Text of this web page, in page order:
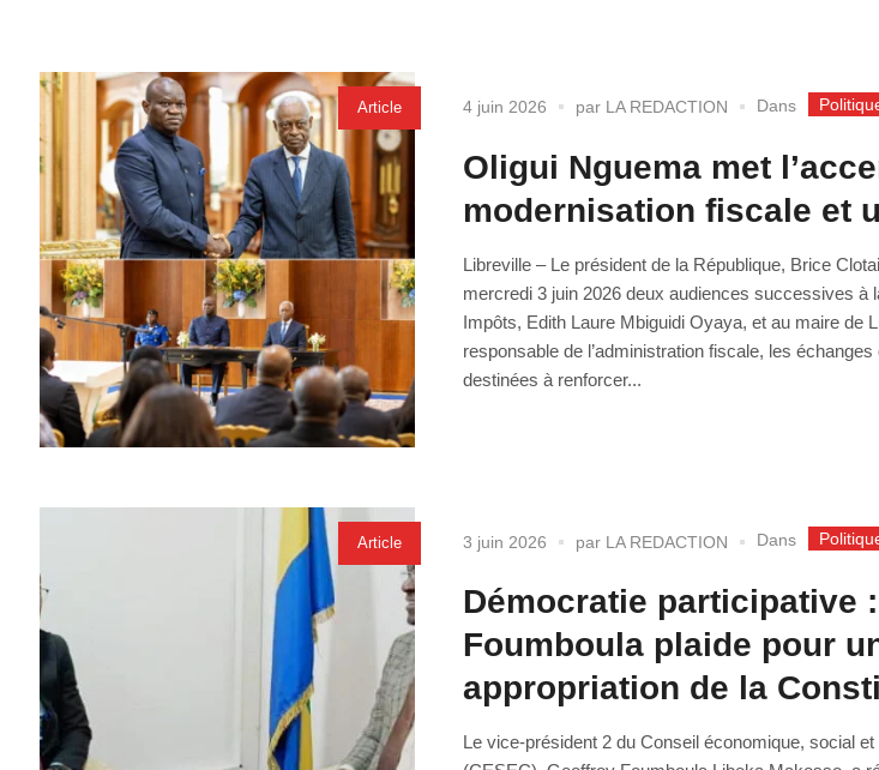
Article 4 juin 2026 par LA REDACTION Dans
Oligui Nguema met
modernisation fiscale et
Libreville – Le président de la République, Brice
mercredi 3 juin 2026 deux audiences successives à
Impôts, Edith Laure Mbiguidi Oyaya, et au maire de
responsable de l’administration fiscale, les
destinées à renforcer...
Article 3 juin 2026 par LA REDACTION Dans
Démocratie participative
Foumboula plaide pour
appropriation de la
Le vice-président 2 du Conseil économique, social